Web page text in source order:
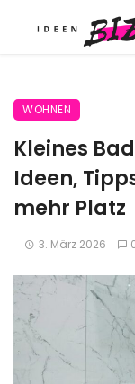
WOHNEN
Kleines
Ideen,
mehr Platz
3. März 2026